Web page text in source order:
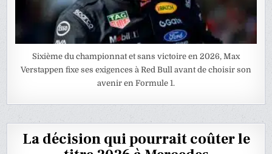
Sixième du championnat et sans victoire en 2026, Max
Verstappen fixe ses exigences à Red Bull avant de choisir son
avenir en Formule 1.
La décision qui pourrait coûter le